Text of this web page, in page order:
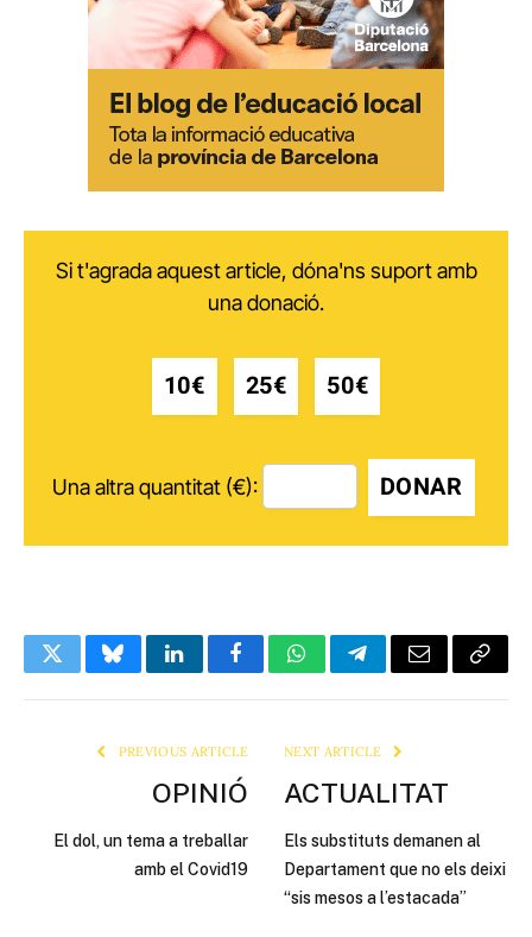
Si t'agrada aquest article, dóna'ns suport amb
una donació.
10€ 25€ 50€
Una altra quantitat (€): DONAR
TwitterBlueskyLinkedInFacebookWhatsAppTelegramEmail Copy
PREVIOUS ARTICLE
OPINIÓ
El dol, un tema a treballar
amb el Covid19
NEXT ARTICLE
ACTUALITAT
Els substituts demanen al
Departament que no els deixi
“sis mesos a l’estacada”